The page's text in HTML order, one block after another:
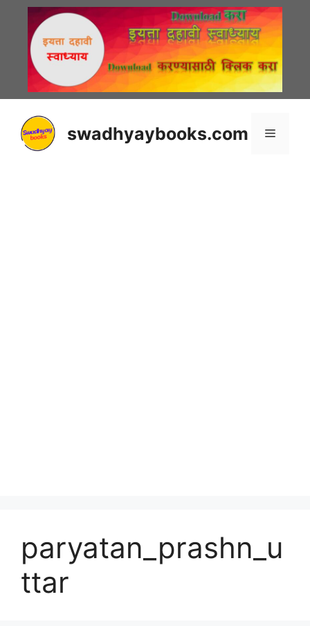
content
swadhyaybooks.com Menu
paryatan_prashn_u
ttar